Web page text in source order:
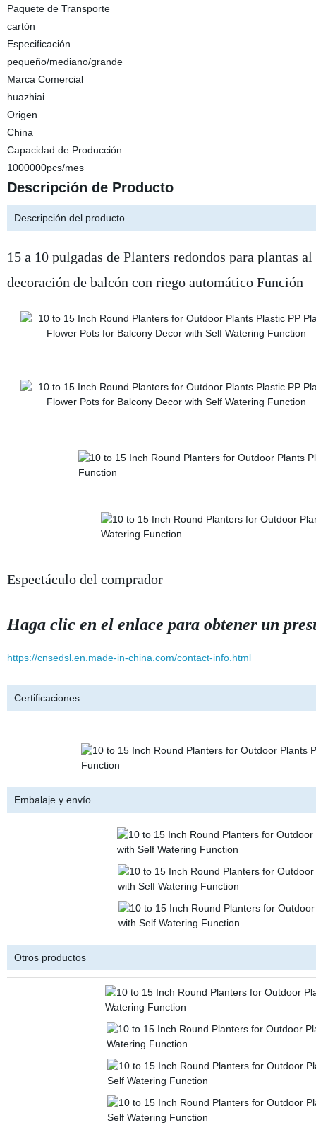
Paquete de Transporte
cartón
Especificación
pequeño/mediano/grande
Marca Comercial
huazhiai
Origen
China
Capacidad de Producción
1000000pcs/mes
Descripción de Producto
Descripción del producto
15 a 10 pulgadas de Planters redondos para plantas
decoración de balcón con riego automático Función
Espectáculo del comprador
Haga clic en el enlace para obtener un
https://cnsedsl.en.made-in-china.com/contact-info.html
Certificaciones
Embalaje y envío
Otros productos